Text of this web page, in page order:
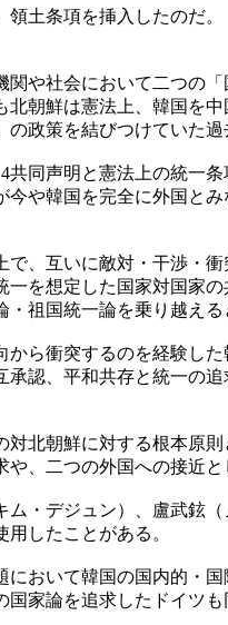
土条項を挿入したのだ
や社会において二つの
朝鮮は憲法上、韓国を
政策を結びつけていた過
同声明と憲法上の統一
や韓国を完全に外国と
、互いに敵対・干渉・
を想定した国家対国家
祖国統一論を乗り越え
ら衝突するのを経験し
認、平和共存と統一の
北朝鮮に対する根本原
、二つの外国への接近と
・デジュン）、盧武鉉
したことがある。
おいて韓国の国内的・
家論を追求したドイツも